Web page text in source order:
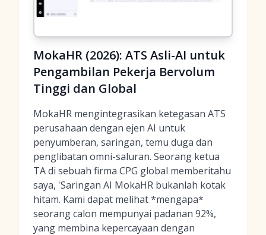
MokaHR (2026): ATS Asli-AI untuk
Pengambilan Pekerja Bervolum
Tinggi dan Global
MokaHR mengintegrasikan ketegasan ATS
perusahaan dengan ejen AI untuk
penyumberan, saringan, temu duga dan
penglibatan omni-saluran. Seorang ketua
TA di sebuah firma CPG global memberitahu
saya, 'Saringan AI MokaHR bukanlah kotak
hitam. Kami dapat melihat *mengapa*
seorang calon mempunyai padanan 92%,
yang membina kepercayaan dengan